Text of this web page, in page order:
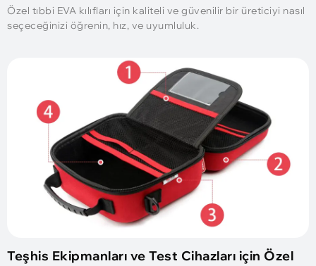
Özel tıbbi EVA kılıfları için kaliteli ve güvenilir bir üreticiyi nasıl
seçeceğinizi öğrenin, hız, ve uyumluluk.
Teşhis Ekipmanları ve Test Cihazları için Özel